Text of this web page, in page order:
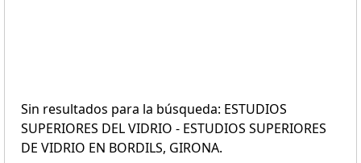
Sin resultados para la búsqueda: ESTUDIOS
SUPERIORES DEL VIDRIO - ESTUDIOS SUPERIORES
DE VIDRIO EN BORDILS, GIRONA.